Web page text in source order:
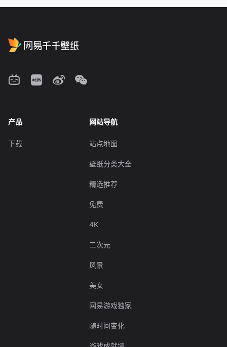
产品
下载
网站导航
站点地图
壁纸分类大全
精选推荐
免费
4K
二次元
风景
美女
网易游戏独家
随时间变化